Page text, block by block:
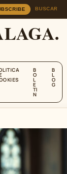
BUSCAR
B
O
L
E
TI
N
B
L
O
G